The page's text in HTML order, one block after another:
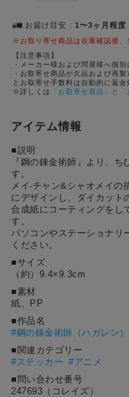
ー
ド
1位 #ポケットモンスター（ポケモン）
2位 #ハイキュー!!
4位
5位
お届け目安 1〜3ヶ月程度
※お取り寄せ商品は在庫確認後、
【注意事項】
・メーカー様および問屋様へ個
・お取寄せ商品が欠品および再
とお取寄せ手数料は自動的に返金
※詳しくは
「お取寄せ商品」と「
アイテム情報
■説明
『鋼の錬⾦術師』より、
す。
メイ‧チャン&シャオメイ
にデザインし、ダイカット
合成紙にコーティングをし
す。
パソコンやステーショナリ
ください。
■サイズ
（約）9.4×9.3cm
■素材
紙、PP
■作品名
#鋼の錬金術師（ハガレン）
■関連カテゴリー
#ステッカー #アニメ
■問い合わせ番号
247693（コレイズ）